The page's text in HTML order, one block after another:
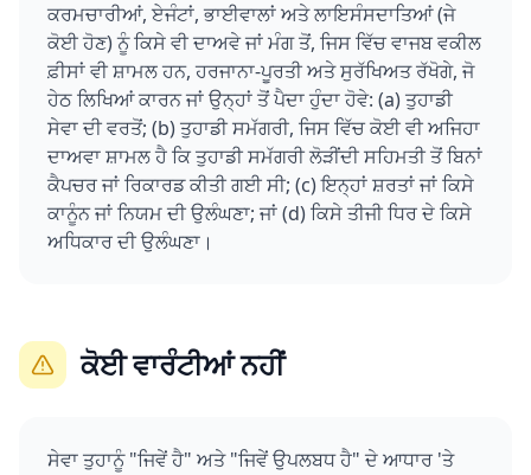
ਕਰਮਚਾਰੀਆਂ, ਏਜੰਟਾਂ, ਭਾਈਵਾਲਾਂ ਅਤੇ ਲਾਇਸੰਸਦਾਤਿਆਂ (ਜੇ
ਕੋਈ ਹੋਣ) ਨੂੰ ਕਿਸੇ ਵੀ ਦਾਅਵੇ ਜਾਂ ਮੰਗ ਤੋਂ, ਜਿਸ ਵਿੱਚ ਵਾਜਬ ਵਕੀਲ
ਫ਼ੀਸਾਂ ਵੀ ਸ਼ਾਮਲ ਹਨ, ਹਰਜਾਨਾ-ਪੂਰਤੀ ਅਤੇ ਸੁਰੱਖਿਅਤ ਰੱਖੋਗੇ, ਜੋ
ਹੇਠ ਲਿਖਿਆਂ ਕਾਰਨ ਜਾਂ ਉਨ੍ਹਾਂ ਤੋਂ ਪੈਦਾ ਹੁੰਦਾ ਹੋਵੇ: (a) ਤੁਹਾਡੀ
ਸੇਵਾ ਦੀ ਵਰਤੋਂ; (b) ਤੁਹਾਡੀ ਸਮੱਗਰੀ, ਜਿਸ ਵਿੱਚ ਕੋਈ ਵੀ ਅਜਿਹਾ
ਦਾਅਵਾ ਸ਼ਾਮਲ ਹੈ ਕਿ ਤੁਹਾਡੀ ਸਮੱਗਰੀ ਲੋੜੀਂਦੀ ਸਹਿਮਤੀ ਤੋਂ ਬਿਨਾਂ
ਕੈਪਚਰ ਜਾਂ ਰਿਕਾਰਡ ਕੀਤੀ ਗਈ ਸੀ; (c) ਇਨ੍ਹਾਂ ਸ਼ਰਤਾਂ ਜਾਂ ਕਿਸੇ
ਕਾਨੂੰਨ ਜਾਂ ਨਿਯਮ ਦੀ ਉਲੰਘਣਾ; ਜਾਂ (d) ਕਿਸੇ ਤੀਜੀ ਧਿਰ ਦੇ ਕਿਸੇ
ਅਧਿਕਾਰ ਦੀ ਉਲੰਘਣਾ।
ਕੋਈ ਵਾਰੰਟੀਆਂ ਨਹੀਂ
ਸੇਵਾ ਤੁਹਾਨੂੰ "ਜਿਵੇਂ ਹੈ" ਅਤੇ "ਜਿਵੇਂ ਉਪਲਬਧ ਹੈ" ਦੇ ਆਧਾਰ 'ਤੇ